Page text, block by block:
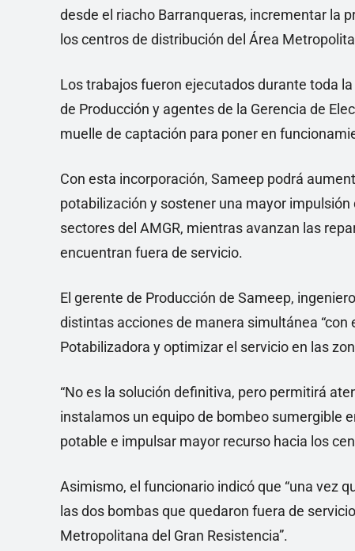
desde el riacho Barranqueras, incrementar la
los centros de distribución del Área
Los trabajos fueron ejecutados durante toda
de Producción y agentes de la Gerencia de
muelle de captación para poner en
Con esta incorporación, Sameep podrá
potabilización y sostener una mayor
sectores del AMGR, mientras avanzan las
encuentran fuera de servicio.
El gerente de Producción de Sameep,
distintas acciones de manera simultánea
Potabilizadora y optimizar el servicio en las
“No es la solución definitiva, pero permitirá
instalamos un equipo de bombeo sumergible
potable e impulsar mayor recurso hacia los
Asimismo, el funcionario indicó que “una vez
las dos bombas que quedaron fuera de
Metropolitana del Gran Resistencia”.